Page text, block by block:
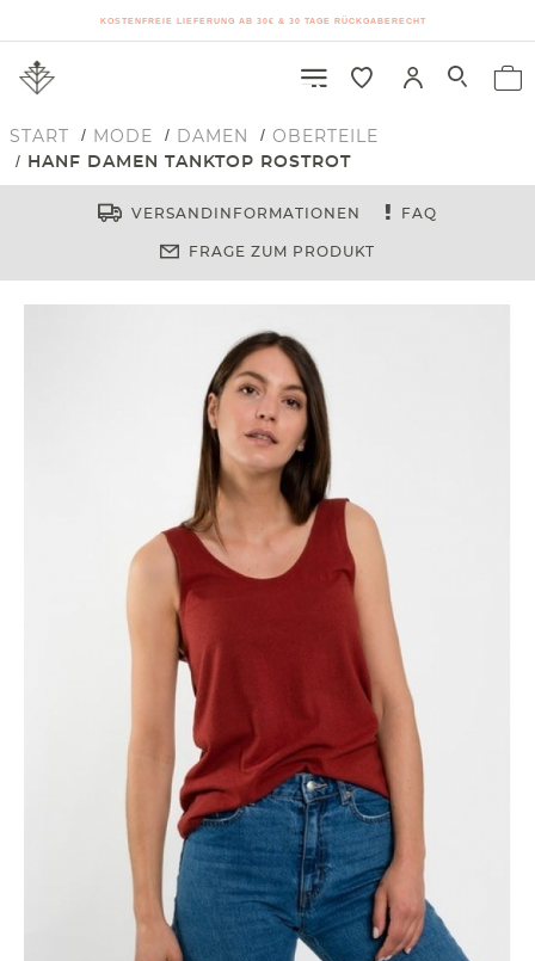
KOSTENFREIE LIEFERUNG AB 30€ & 30 TAGE RÜCKGABERECHT
START MODE DAMEN OBERTEILE
HANF DAMEN TANKTOP ROSTROT
VERSANDINFORMATIONEN FAQ
FRAGE ZUM PRODUKT